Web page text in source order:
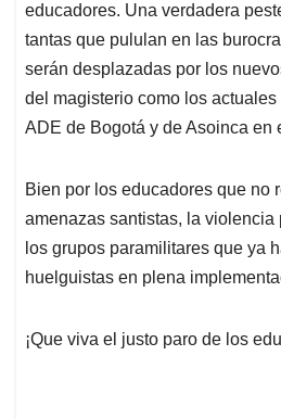
educadores. Una verdadera
tantas que pululan en las
serán desplazadas por los
del magisterio como los
ADE de Bogotá y de Asoinca en
Bien por los educadores que no
amenazas santistas, la
los grupos paramilitares que ya
huelguistas en plena
¡Que viva el justo paro de los